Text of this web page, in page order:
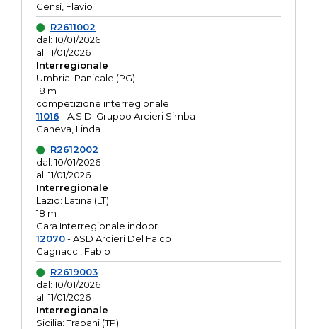
Censi, Flavio
R2611002
dal: 10/01/2026
al: 11/01/2026
Interregionale
Umbria: Panicale (PG)
18 m
competizione interregionale
11016 - A.S.D. Gruppo Arcieri Simba
Caneva, Linda
R2612002
dal: 10/01/2026
al: 11/01/2026
Interregionale
Lazio: Latina (LT)
18 m
Gara Interregionale indoor
12070- ASD Arcieri Del Falco
Cagnacci, Fabio
R2619003
dal: 10/01/2026
al: 11/01/2026
Interregionale
Sicilia: Trapani (TP)